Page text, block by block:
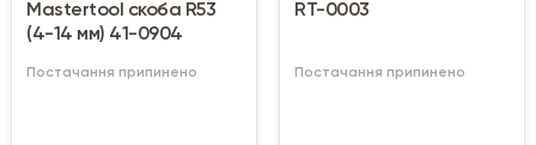
Mastertool скоба R53
(4-14 мм) 41-0904
Постачання припинено
RT-0003
Постачання припинено